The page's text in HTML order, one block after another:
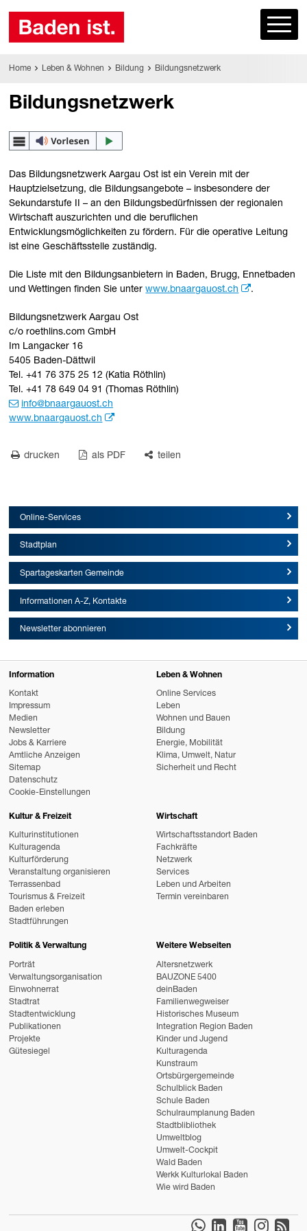
Home Leben & Wohnen Bildung Bildungsnetzwerk
Bildungsnetzwerk
Das Bildungsnetzwerk Aargau Ost ist ein Verein mit der
Hauptzielsetzung, die Bildungsangebote – insbesondere der
Sekundarstufe II – an den Bildungsbedürfnissen der regionalen
Wirtschaft auszurichten und die beruflichen
Entwicklungsmöglichkeiten zu fördern. Für die operative Leitung
ist eine Geschäftsstelle zuständig.
Die Liste mit den Bildungsanbietern in Baden, Brugg, Ennetbaden
und Wettingen finden Sie unterwww.bnaargauost.ch .
Bildungsnetzwerk Aargau Ost
c/o roethlins.com GmbH
Im Langacker 16
5405 Baden-Dättwil
Tel. +41 76 375 25 12 (Katia Röthlin)
Tel. +41 78 649 04 91 (Thomas Röthlin)
info@bnaargauost.ch
www.bnaargauost.ch
drucken als PDF teilen
Online-Services
Stadtplan
Spartageskarten Gemeinde
Informationen A-Z, Kontakte
Newsletter abonnieren
Information
Kontakt
Impressum
Medien
Newsletter
Jobs & Karriere
Amtliche Anzeigen
Sitemap
Datenschutz
Cookie-Einstellungen
Leben & Wohnen
Online Services
Leben
Wohnen und Bauen
Bildung
Energie, Mobilität
Klima, Umwelt, Natur
Sicherheit und Recht
Kultur & Freizeit
Kulturinstitutionen
Kulturagenda
Kulturförderung
Veranstaltung organisieren
Terrassenbad
Tourismus & Freizeit
Baden erleben
Stadtführungen
Wirtschaft
Wirtschaftsstandort Baden
Fachkräfte
Netzwerk
Services
Leben und Arbeiten
Termin vereinbaren
Politik & Verwaltung
Porträt
Verwaltungsorganisation
Einwohnerrat
Stadtrat
Stadtentwicklung
Publikationen
Projekte
Gütesiegel
Weitere Webseiten
Altersnetzwerk
BAUZONE 5400
deinBaden
Familienwegweiser
Historisches Museum
Integration Region Baden
Kinder und Jugend
Kulturagenda
Kunstraum
Ortsbürgergemeinde
Schulblick Baden
Schule Baden
Schulraumplanung Baden
Stadtblibliothek
Umweltblog
Umwelt-Cockpit
Wald Baden
Werkk Kulturlokal Baden
Wie wird Baden